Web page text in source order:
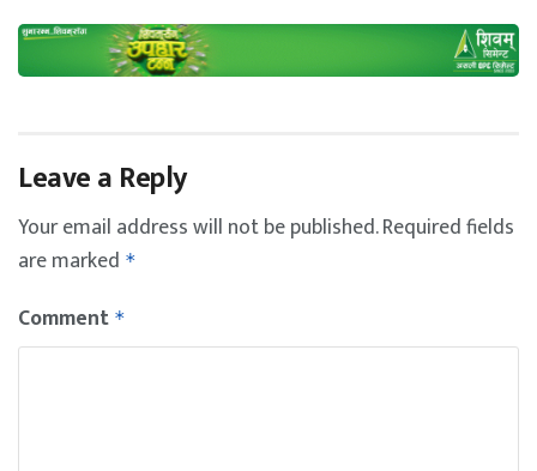
Leave a Reply
Your email address will not be published.Required fields
are marked *
Comment *